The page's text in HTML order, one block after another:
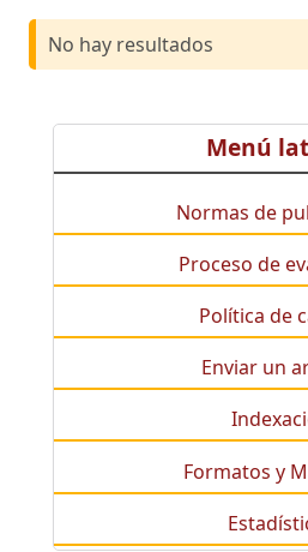
No hay resultados
Menú
Normas de
Proceso de
Política de
Enviar un
Formatos y